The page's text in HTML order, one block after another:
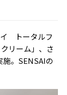
イ トータルフ
リーム」、さ
施。SENSAIの